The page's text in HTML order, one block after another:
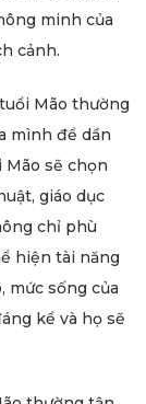
minh của
cảnh.
Mão thường
mình để dần
sẽ chọn
giáo dục
chỉ phù
hiện tài năng
mức sống của
kể và họ sẽ